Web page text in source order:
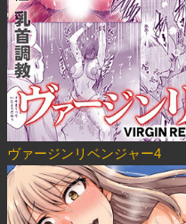
ヴァージンリベンジャー4